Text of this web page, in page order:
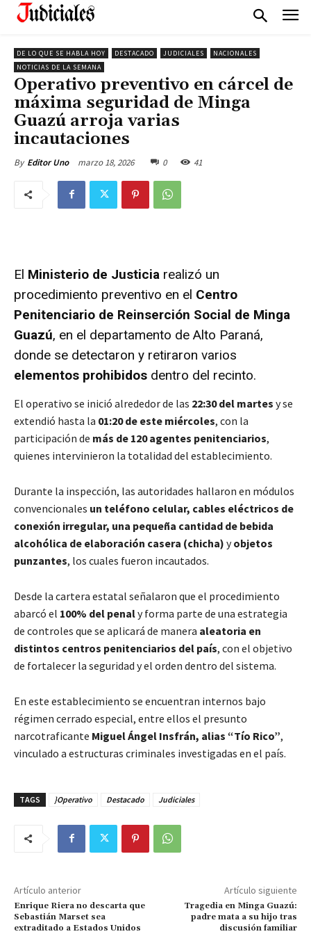
DE LO QUE SE HABLA HOY DESTACADO JUDICIALES
NACIONALES
NOTICIAS DE LA SEMANA
Operativo preventivo en cárcel de
máxima seguridad de Minga
Guazú arroja varias
incautaciones
By Editor Uno marzo 18, 2026 0 41
El Ministerio de Justicia realizó un
procedimiento preventivo en el Centro
Penitenciario de Reinserción Social de Minga
Guazú, en el departamento de Alto Paraná,
donde se detectaron y retiraron varios
elementos prohibidos dentro del recinto.
El operativo se inició alrededor de las 22:30 del martes y se
extendió hasta la 01:20 de este miércoles, con la
participación de más de 120 agentes penitenciarios,
quienes intervinieron la totalidad del establecimiento.
Durante la inspección, las autoridades hallaron en módulos
convencionales un teléfono celular, cables eléctricos de
conexión irregular, una pequeña cantidad de bebida
alcohólica de elaboración casera (chicha) yobjetos
punzantes, los cuales fueron incautados.
Desde la cartera estatal señalaron que el procedimiento
abarcó el 100% del penaly forma parte de una estrategia
de controles que se aplicará de manera aleatoria en
distintos centros penitenciarios del país, con el objetivo
de fortalecer la seguridad y el orden dentro del sistema.
En este establecimiento se encuentran internos bajo
régimen cerrado especial, entre ellos el presunto
narcotraficante Miguel Ángel Insfrán, alias “Tío Rico”,
vinculado a estructuras criminales investigadas en el país.
TAGS }Operativo Destacado Judiciales
Artículo anterior
Enrique Riera no descarta que
Sebastián Marset sea
extraditado a Estados Unidos
Artículo siguiente
Tragedia en Minga Guazú:
padre mata a su hijo tras
discusión familiar